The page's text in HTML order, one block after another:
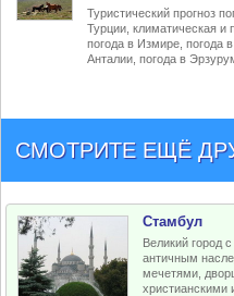
Туристический прогноз
Турции, климатическая и
погода в Измире, погода
Анталии, погода в
СМОТРИТЕ ЕЩЁ
Стамбул
Великий город
античным
мечетями,